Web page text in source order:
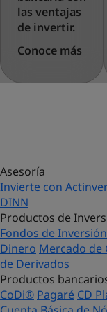
las ventajas
de invertir.
Conoce más
Asesoría
Invierte con
DINN
Productos de
Fondos de Inversión
Dinero Mercado de
de Derivados
Productos
CoDi® Pagaré CD